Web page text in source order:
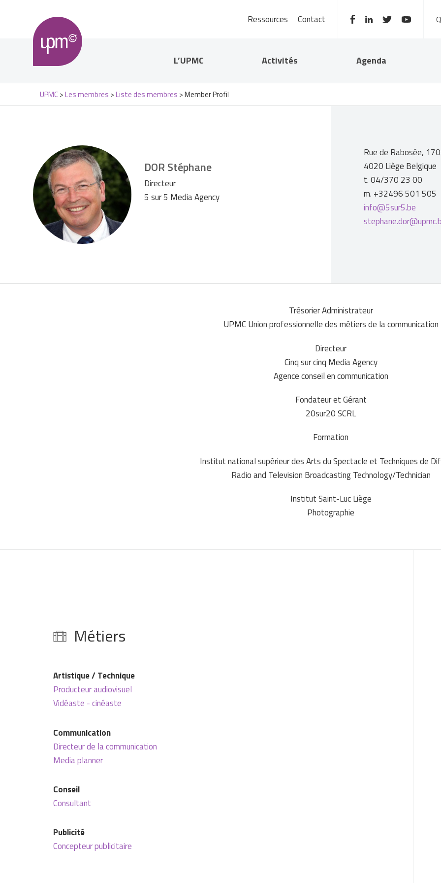
Ressources Contact
L’UPMC Activités Agenda
UPMC>Les membres >Liste des membres >Member Profil
DOR Stéphane
Directeur
5 sur 5 Media Agency
Rue de Rabosée, 170
4020 Liège Belgique
t. 04/370 23 00
m. +32496 501 505
info@5sur5.be
Trésorier Administrateur
UPMC Union professionnelle des métiers de la communication
Directeur
Cinq sur cinq Media Agency
Agence conseil en communication
Fondateur et Gérant
20sur20 SCRL
Formation
Institut national supérieur des Arts du Spectacle et Techniques de
Radio and Television Broadcasting Technology/Technician
Institut Saint-Luc Liège
Photographie
Métiers
Artistique / Technique
Producteur audiovisuel
Vidéaste - cinéaste
Communication
Directeur de la communication
Media planner
Conseil
Consultant
Publicité
Concepteur publicitaire